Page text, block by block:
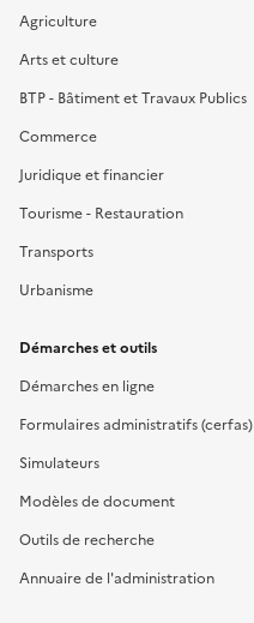
Agriculture
Arts et culture
BTP - Bâtiment et Travaux Publics
Commerce
Juridique et financier
Tourisme - Restauration
Transports
Urbanisme
Démarches et outils
Démarches en ligne
Formulaires administratifs (cerfas)
Simulateurs
Modèles de document
Outils de recherche
Annuaire de l'administration